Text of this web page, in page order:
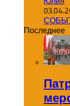
Последнее